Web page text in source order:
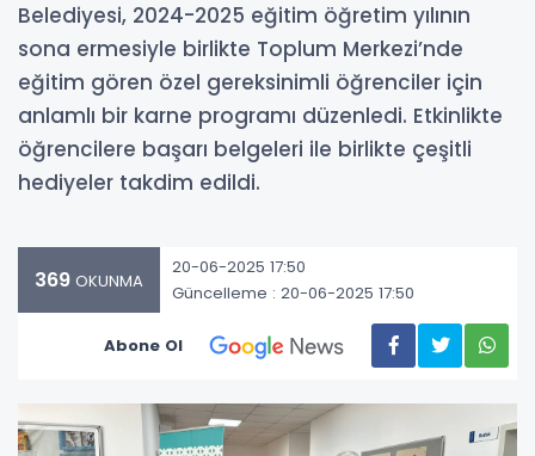
Belediyesi, 2024-2025 eğitim öğretim yılının
sona ermesiyle birlikte Toplum Merkezi’nde
eğitim gören özel gereksinimli öğrenciler için
anlamlı bir karne programı düzenledi. Etkinlikte
öğrencilere başarı belgeleri ile birlikte çeşitli
hediyeler takdim edildi.
369 OKUNMA
20-06-2025 17:50
Güncelleme : 20-06-2025 17:50
Abone Ol